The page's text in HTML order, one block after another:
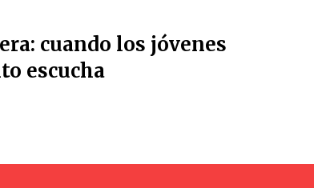
cuando los jóvenes
escucha